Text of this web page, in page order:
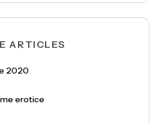
ARTICLES
2020
erotice